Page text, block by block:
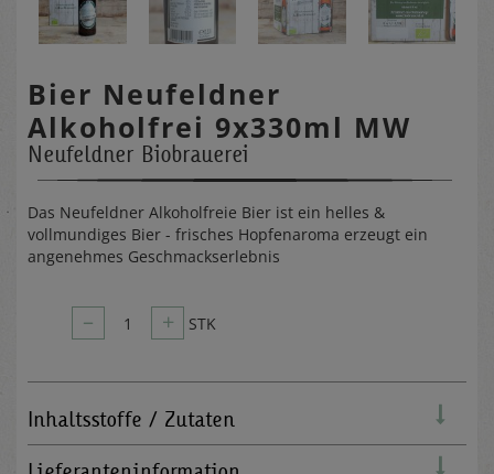
Bier Neufeldner
Alkoholfrei 9x330ml MW
Neufeldner Biobrauerei
Das Neufeldner Alkoholfreie Bier ist ein helles &
vollmundiges Bier - frisches Hopfenaroma erzeugt ein
angenehmes Geschmackserlebnis
– 1 + STK
Inhaltsstoffe / Zutaten